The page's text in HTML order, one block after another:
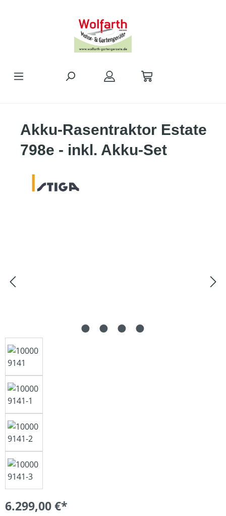
Akku-Rasentraktor Estate
798e - inkl. Akku-Set
6.299,00 €*